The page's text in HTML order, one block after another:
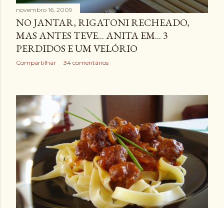
novembro 16, 2009
NO JANTAR, RIGATONI RECHEADO,
MAS ANTES TEVE... ANITA EM... 3
PERDIDOS E UM VELÓRIO
Compartilhar 34 comentários